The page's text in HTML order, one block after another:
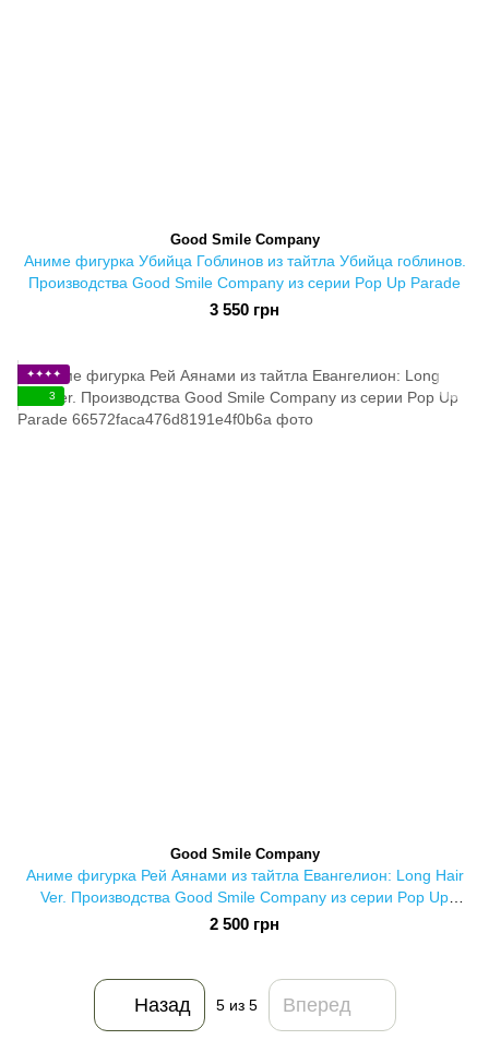
Good Smile Company
Аниме фигурка Убийца Гоблинов из тайтла Убийца гоблинов.
Производства Good Smile Company из серии Pop Up Parade
3 550 грн
✦✦✦✦
3
Good Smile Company
Аниме фигурка Рей Аянами из тайтла Евангелион: Long Hair
Ver. Производства Good Smile Company из серии Pop Up
Parade
2 500 грн
Назад 5из 5 Вперед